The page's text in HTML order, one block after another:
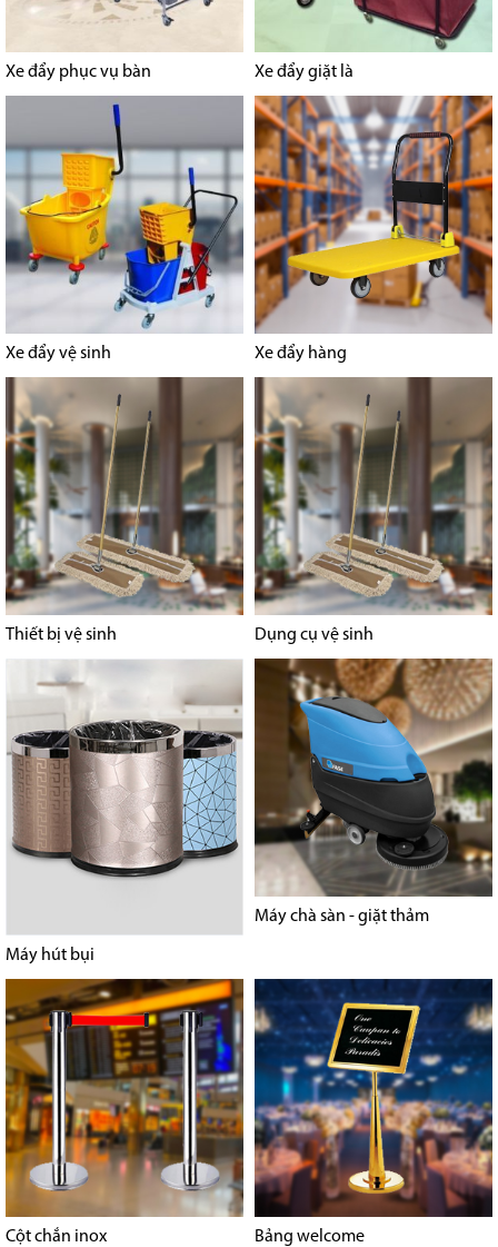
Xe đẩy phục vụ bàn Xe đẩy giặt là
Xe đẩy vệ sinh Xe đẩy hàng
Thiết bị vệ sinh Dụng cụ vệ sinh
Máy hút bụi
Máy chà sàn - giặt thảm
Cột chắn inox Bảng welcome